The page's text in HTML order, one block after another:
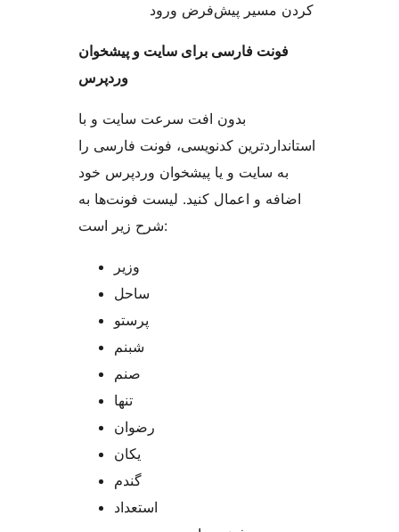
کردن مسیر پیش‌فرض ورود
فونت فارسی برای سایت و پیشخوان
وردپرس
بدون افت سرعت سایت و با
استانداردترین کدنویسی، فونت فارسی را
به سایت و یا پیشخوان وردپرس خود
اضافه و اعمال کنید. لیست فونت‌ها به
شرح زیر است:
وزیر
ساحل
پرستو
شبنم
صنم
تنها
رضوان
یکان
گندم
استعداد